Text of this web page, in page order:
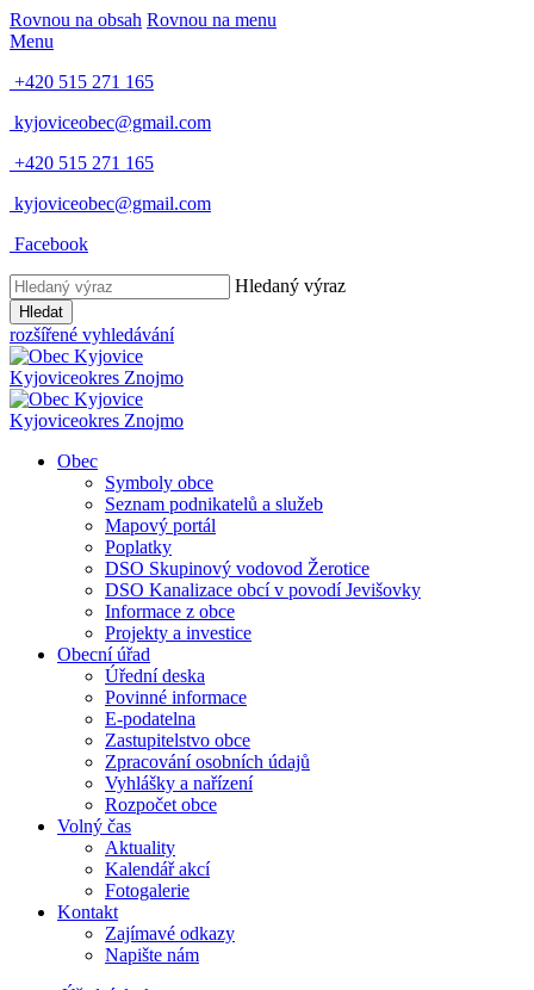
Rovnou na obsah Rovnou na menu
Menu
+420 515 271 165
kyjoviceobec@gmail.com
+420 515 271 165
kyjoviceobec@gmail.com
Facebook
Hledaný výraz
Hledat
rozšířené vyhledávání
Kyjoviceokres Znojmo
Kyjoviceokres Znojmo
Obec
Symboly obce
Seznam podnikatelů a služeb
Mapový portál
Poplatky
DSO Skupinový vodovod Žerotice
DSO Kanalizace obcí v povodí Jevišovky
Informace z obce
Projekty a investice
Obecní úřad
Úřední deska
Povinné informace
E-podatelna
Zastupitelstvo obce
Zpracování osobních údajů
Vyhlášky a nařízení
Rozpočet obce
Volný čas
Aktuality
Kalendář akcí
Fotogalerie
Kontakt
Zajímavé odkazy
Napište nám